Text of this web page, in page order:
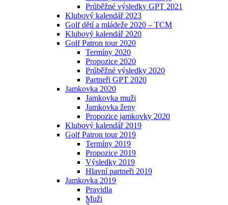
Průběžné výsledky GPT 2021
Klubový kalendář 2023
Golf dětí a mládeže 2020 – TCM
Klubový kalendář 2020
Golf Patron tour 2020
Termíny 2020
Propozice 2020
Průběžné výsledky 2020
Partneři GPT 2020
Jamkovka 2020
Jamkovka muži
Jamkovka ženy
Propozice jamkovky 2020
Klubový kalendář 2019
Golf Patron tour 2019
Termíny 2019
Propozice 2019
Výsledky 2019
Hlavní partneři 2019
Jamkovka 2019
Pravidla
Muži